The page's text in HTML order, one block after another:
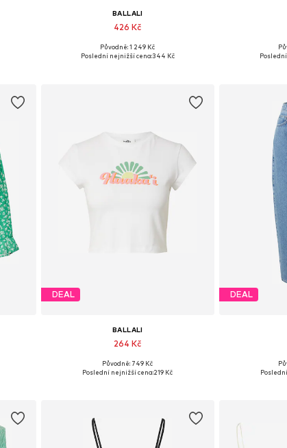
BALLALI
426 Kč
Dostupné velikosti: 36, 38, 40, 42
Původně: 1 249 Kč
Poslední nejnižší cena:344 Kč
Dostupné
42
DEAL
BALLALI
264 Kč
Dostupné velikosti: XS, S, M, L, XL, XXL
Původně: 749 Kč
Poslední nejnižší cena:219 Kč
DEAL
Dostupné